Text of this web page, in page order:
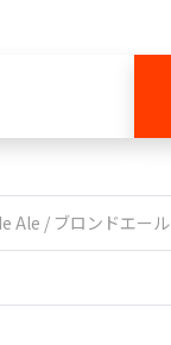
Ale / ブロンドエール